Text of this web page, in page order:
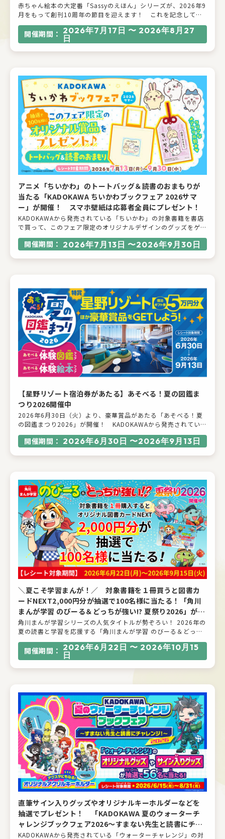
赤ちゃん絵本の大定番「Sassyのえほん」シリーズが、2026年9
月をもって創刊10周年の節目を迎えます！ これを記念して、
ヨメルバ会員を対象にアンケートにお答えいただいた方の中か
ら抽選で30名さまに豪華賞品をプレゼント！ 日ごろの感謝の
気持ちを込めて、0・1・2歳のお子さまとママ・パパ、そして妊
娠中のプレママが嬉しい賞品をご用意しました。
開催期間： 2026年7月17日 〜 2026年8月27
日
アニメ「ちいかわ」のトートバッグ＆読書のおまもりが
当たる「KADOKAWA ちいかわブックフェア 2026サマ
ー」が開催！ スマホ壁紙は応募者全員にプレゼント！
KADOKAWAから発売されている「ちいかわ」の対象書籍を書店
で買って、このフェア限定のオリジナルデザインのグッズをゲッ
トしよう！2026年7月13日〜9月30日に「KADOKAWAちいかわ
ブックフェア 2026サマー」をKADOKAWAアプリにて開催しま
員にアニメちいかわのスマホ壁紙をプレゼント！
開催期間： 2026年7月13日 〜2026年9月30日
【星野リゾート宿泊券があたる】あそべる！夏の図鑑ま
つり2026開催中
2026年6月30日（火）より、豪華賞品があたる「あそべる！夏
の図鑑まつり2026」が開催！ KADOKAWAから発売されている
対象書籍を買うと、星野リゾート宿泊ギフト券５万円分や、知
育玩具・ピタゴラスBASICなどが抽選で当たります！ あそべる
開催期間： 2026年6月30日 〜2026年9月13日
＼夏こそ学習まんが！／ 対象書籍を１冊買うと図書カ
ードNEXT2,000円分が抽選で100名様に当たる！「角川
まんが学習 のびーる＆どっちが強い!? 夏祭り2026」が6
月22日（月）より開催！
角川まんが学習シリーズの人気タイトルが勢ぞろい！ 2026年の
夏の読書と学習を応援する「角川まんが学習 のびーる＆どっち
が強い!? 夏祭り2026」を開催します。シリーズ累計632万部を
突破した大人気科学まんが「どっちが強い!?」シリーズや、爆笑
まんがでしっかり学べる教科別学習まんが「のびーる」シリー
ズなど、対象の書籍を１冊購入しKADOKAWAアプリから応募す
開催期間： 2026年6月22日 〜 2026年10月15
日
直筆サイン入りグッズやオリジナルキーホルダーなどを
抽選でプレゼント！ 「KADOKAWA 夏のウォーターチ
ャレンジブックフェア2026～すまない先生と読書にチャ
レンジ！～」が開催！
KADOKAWAから発売されている「ウォーターチャレンジ」の対